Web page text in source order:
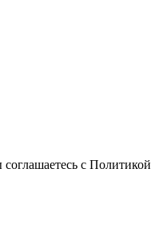
с Политикой